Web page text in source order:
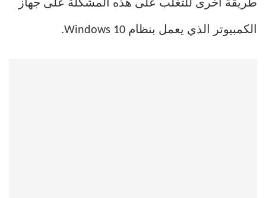
طريقة أخرى للتغلب على هذه المشكلة على جهاز
الكمبيوتر الذي يعمل بنظام Windows 10.